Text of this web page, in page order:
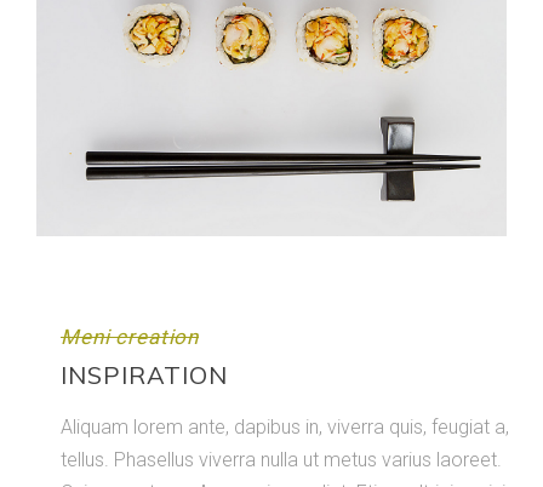
Meni creation
INSPIRATION
Aliquam lorem ante, dapibus in, viverra quis, feugiat a,
tellus. Phasellus viverra nulla ut metus varius laoreet.